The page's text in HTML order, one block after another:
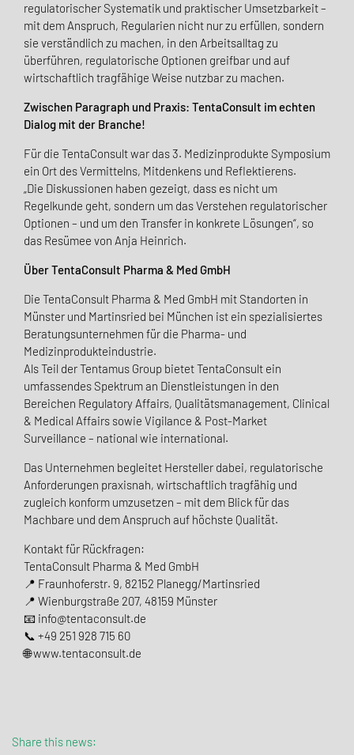
regulatorischer Systematik und praktischer Umsetzbarkeit –
mit dem Anspruch, Regularien nicht nur zu erfüllen, sondern
sie verständlich zu machen, in den Arbeitsalltag zu
überführen, regulatorische Optionen greifbar und auf
wirtschaftlich tragfähige Weise nutzbar zu machen.
Zwischen Paragraph und Praxis: TentaConsult im echten
Dialog mit der Branche!
Für die TentaConsult war das 3. Medizinprodukte Symposium
ein Ort des Vermittelns, Mitdenkens und Reflektierens.
„Die Diskussionen haben gezeigt, dass es nicht um
Regelkunde geht, sondern um das Verstehen regulatorischer
Optionen – und um den Transfer in konkrete Lösungen“, so
das Resümee von Anja Heinrich.
Über TentaConsult Pharma & Med GmbH
Die TentaConsult Pharma & Med GmbH mit Standorten in
Münster und Martinsried bei München ist ein spezialisiertes
Beratungsunternehmen für die Pharma- und
Medizinprodukteindustrie.
Als Teil der Tentamus Group bietet TentaConsult ein
umfassendes Spektrum an Dienstleistungen in den
Bereichen Regulatory Affairs, Qualitätsmanagement, Clinical
& Medical Affairs sowie Vigilance & Post-Market
Surveillance – national wie international.
Das Unternehmen begleitet Hersteller dabei, regulatorische
Anforderungen praxisnah, wirtschaftlich tragfähig und
zugleich konform umzusetzen – mit dem Blick für das
Machbare und dem Anspruch auf höchste Qualität.
Kontakt für Rückfragen:
TentaConsult Pharma & Med GmbH
📍 Fraunhoferstr. 9, 82152 Planegg/Martinsried
📍 Wienburgstraße 207, 48159 Münster
📧 info@tentaconsult.de
📞 +49 251 928 715 60
🌐 www.tentaconsult.de
Share this news: